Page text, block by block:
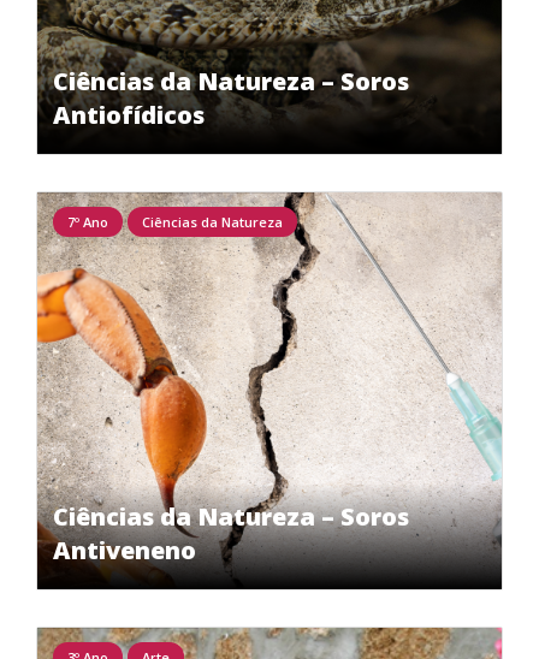
Ciências da Natureza – Soros
Antiofídicos
Ciências da Natureza – Soros
Antiveneno
7º Ano Ciências da Natureza